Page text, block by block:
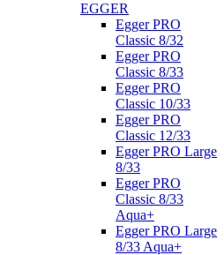
EGGER
Egger PRO
Classic 8/32
Egger PRO
Classic 8/33
Egger PRO
Classic 10/33
Egger PRO
Classic 12/33
Egger PRO Large
8/33
Egger PRO
Classic 8/33
Aqua+
Egger PRO Large
8/33 Aqua+